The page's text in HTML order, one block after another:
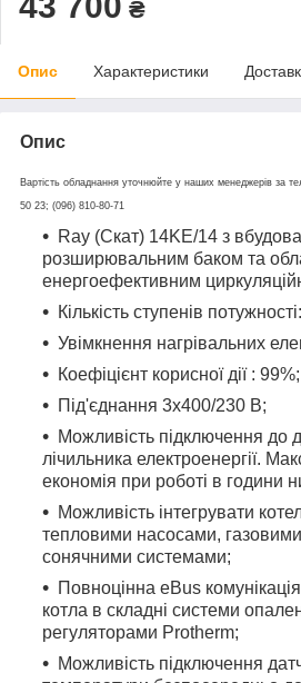
₴
Опис Характеристики
Опис
Вартість обладнання уточнюйте у наших менеджерів за
50 23; (096) 810-80-71
Ray (Скат) 14KE/14 з
розширювальним баком та
енергоефективним
Кількість ступенів
Увімкнення нагрівальних
Коефіцієнт корисної дії : 99%;
Під'єднання 3х400/230 В;
Можливість підключення до
лічильника електроенергії.
економія при роботі в години
Можливість інтегрувати
тепловими насосами, газовими
сонячними системами;
Повноцінна eBus комунікація
котла в складні системи
регуляторами Protherm;
Можливість підключення